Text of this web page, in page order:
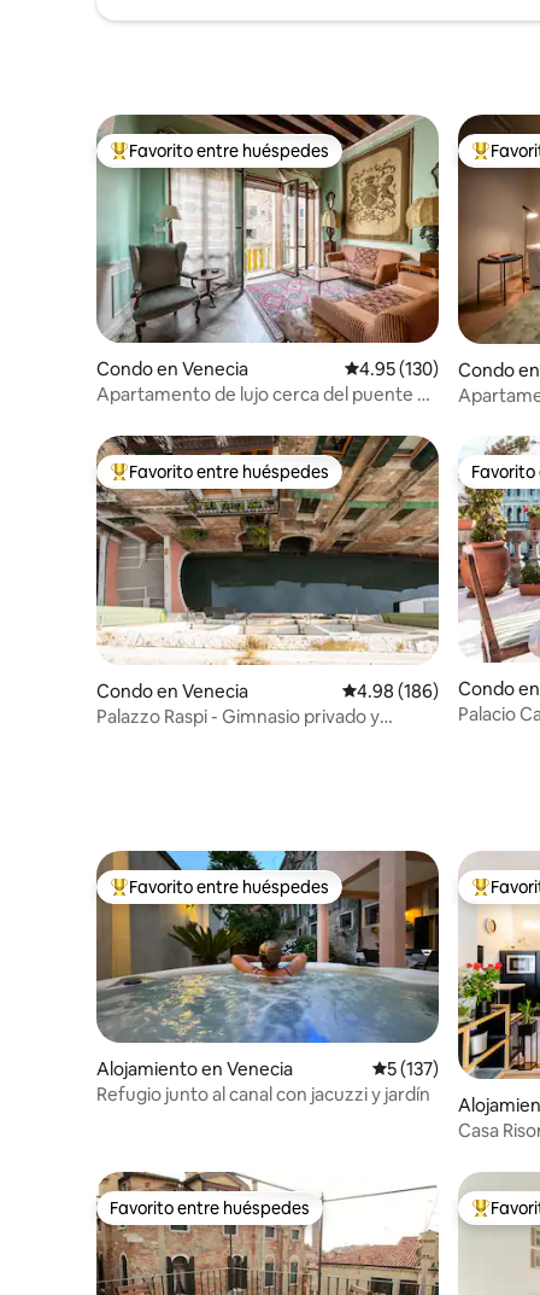
Favorito entre huéspedes preferido
Favorito entre huéspedes
Condo en Venecia Calificación promedio:
4.95 (130)
Apartamento de lujo cerca del puente de
Condo
Favorito entre huéspedes preferido
Favorito entre huéspedes
Condo en Venecia Calificación promedio:
4.98 (186)
Palazzo Raspi - Gimnasio privado y
Condo
Palacio
Favorito entre huéspedes preferido
Favorito entre huéspedes
Alojamiento en Venecia Calificación
5 (137)
Refugio junto al canal con jacuzzi y jardín
Casa
Favorito entre huéspedes
Favorito entre huéspedes